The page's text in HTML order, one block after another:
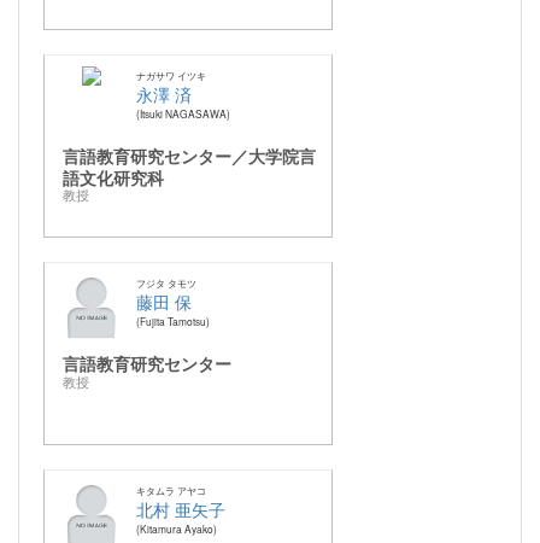
ナガサワ イツキ
永澤 済
Itsuki NAGASAWA
言語教育研究センター／大学院言
語文化研究科
教授
フジタ タモツ
藤田 保
Fujita Tamotsu
言語教育研究センター
教授
キタムラ アヤコ
北村 亜矢子
Kitamura Ayako